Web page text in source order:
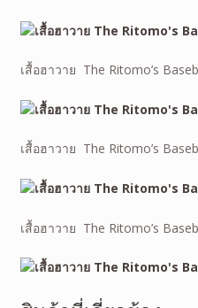
เสื้อฮาวาย The Ritomo’s
เสื้อฮาวาย The Ritomo’s
เสื้อฮาวาย The Ritomo’s